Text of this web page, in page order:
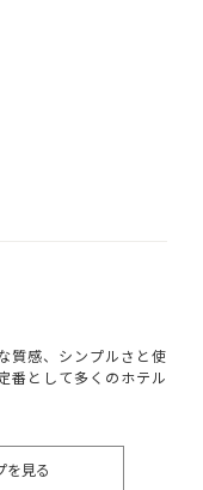
質感、シンプルさと使
番として多くのホテル
を見る